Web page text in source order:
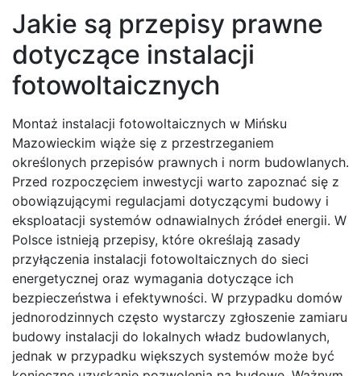
Jakie są przepisy prawne
dotyczące instalacji
fotowoltaicznych
Montaż instalacji fotowoltaicznych w Mińsku
Mazowieckim wiąże się z przestrzeganiem
określonych przepisów prawnych i norm budowlanych.
Przed rozpoczęciem inwestycji warto zapoznać się z
obowiązującymi regulacjami dotyczącymi budowy i
eksploatacji systemów odnawialnych źródeł energii. W
Polsce istnieją przepisy, które określają zasady
przyłączenia instalacji fotowoltaicznych do sieci
energetycznej oraz wymagania dotyczące ich
bezpieczeństwa i efektywności. W przypadku domów
jednorodzinnych często wystarczy zgłoszenie zamiaru
budowy instalacji do lokalnych władz budowlanych,
jednak w przypadku większych systemów może być